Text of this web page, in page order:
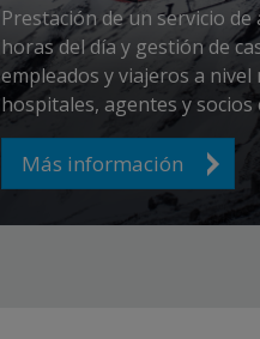
Prestación de un servicio
horas del día y gestión de
empleados y viajeros a
hospitales, agentes y
Más información